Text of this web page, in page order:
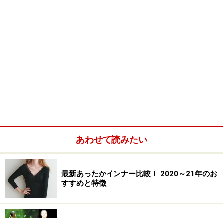
あわせて読みたい
最新あったかインナー比較！ 2020～21年のお
すすめと特徴